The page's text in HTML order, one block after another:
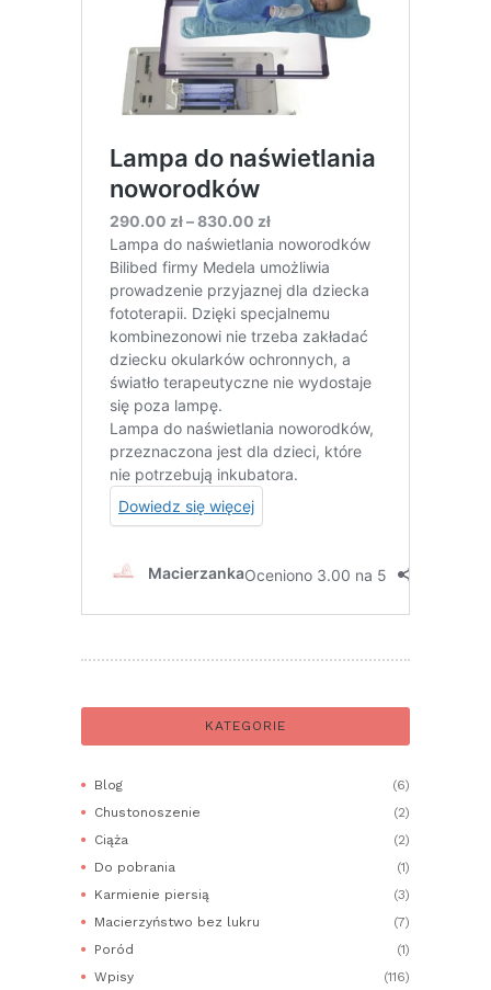
KATEGORIE
Blog
(6)
Chustonoszenie
(2)
Ciąża
(2)
Do pobrania
(1)
Karmienie piersią
(3)
Macierzyństwo bez lukru
(7)
Poród
(1)
Wpisy
(116)